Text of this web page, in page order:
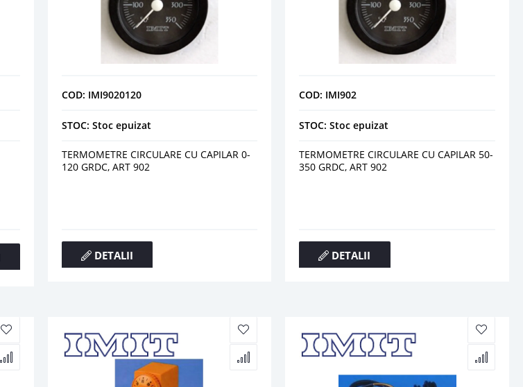
COD: IMI9020120
STOC: Stoc epuizat
TERMOMETRE CIRCULARE CU CAPILAR 0-
120 GRDC, ART 902
DETALII
COD: IMI902
STOC: Stoc epuizat
TERMOMETRE CIRCULARE CU CAPILAR 50-
350 GRDC, ART 902
DETALII